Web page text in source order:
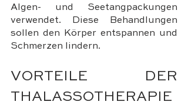
Algen- und Seetangpackungen
verwendet. Diese Behandlungen
sollen den Körper entspannen und
Schmerzen lindern.
VORTEILE DER
THALASSOTHERAPIE